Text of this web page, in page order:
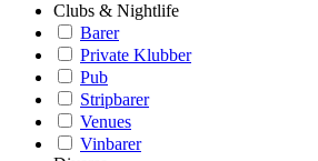
Clubs & Nightlife
Barer
Private Klubber
Pub
Stripbarer
Venues
Vinbarer